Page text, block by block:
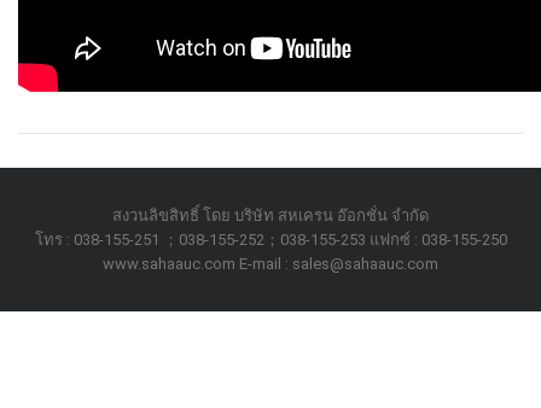
สงวนลิขสิทธิ์ โดย บริษัท สหเครน อ๊อกชั่น จำกัด
โทร : 038-155-251 ；038-155-252；038-155-253 แฟกซ์ : 038-155-250
www.sahaauc.com E-mail : sales@sahaauc.com